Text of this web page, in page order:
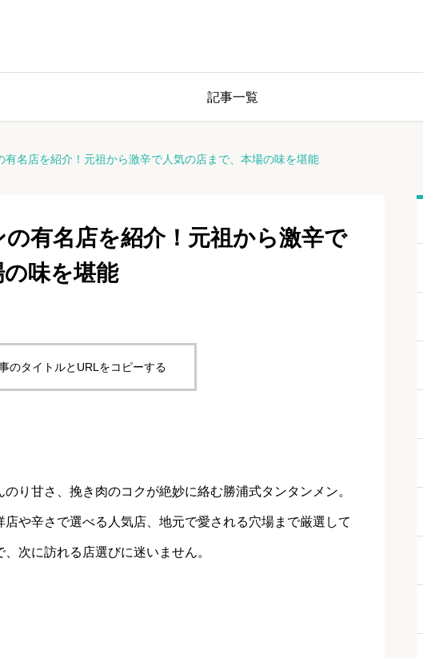
記事一覧
有名店を紹介！元祖から激辛で人気の店まで、本場の味を堪能
有名店を紹介！元祖から激辛で
味を堪能
のタイトルとURLをコピーする
り甘さ、挽き肉のコクが絶妙に絡む勝浦式タンタンメン。
や辛さで選べる人気店、地元で愛される穴場まで厳選して
次に訪れる店選びに迷いません。